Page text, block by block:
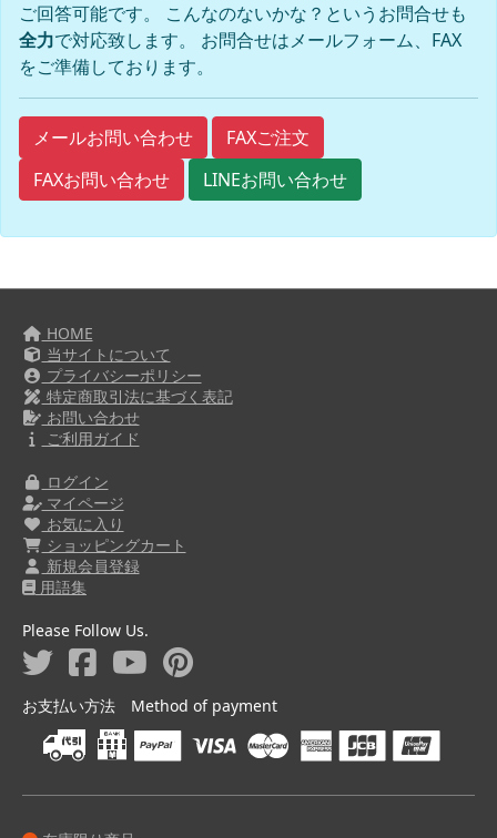
ご回答可能です。 こんなのないかな？というお問合せも
全力で対応致します。 お問合せはメールフォーム、FAX
をご準備しております。
メールお問い合わせ
FAXご注文
FAXお問い合わせ
LINEお問い合わせ
HOME
当サイトについて
プライバシーポリシー
特定商取引法に基づく表記
お問い合わせ
ご利用ガイド
ログイン
マイページ
お気に入り
ショッピングカート
新規会員登録
用語集
Please Follow Us.
お支払い方法 Method of payment